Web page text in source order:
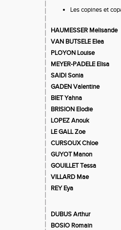
Les copines et
HAUMESSER Melisande
VAN BUTSELE Elea
PLOYON Louise
MEYER-PADELE Elisa
SAIDI Sonia
GADEN Valentine
BIET Yahna
BRISION Elodie
LOPEZ Anouk
LE GALL Zoe
CURSOUX Chloe
GUYOT Manon
GOUILLET Tessa
VILLARD Mae
REY Eya
DUBUS Arthur
BOSIO Romain